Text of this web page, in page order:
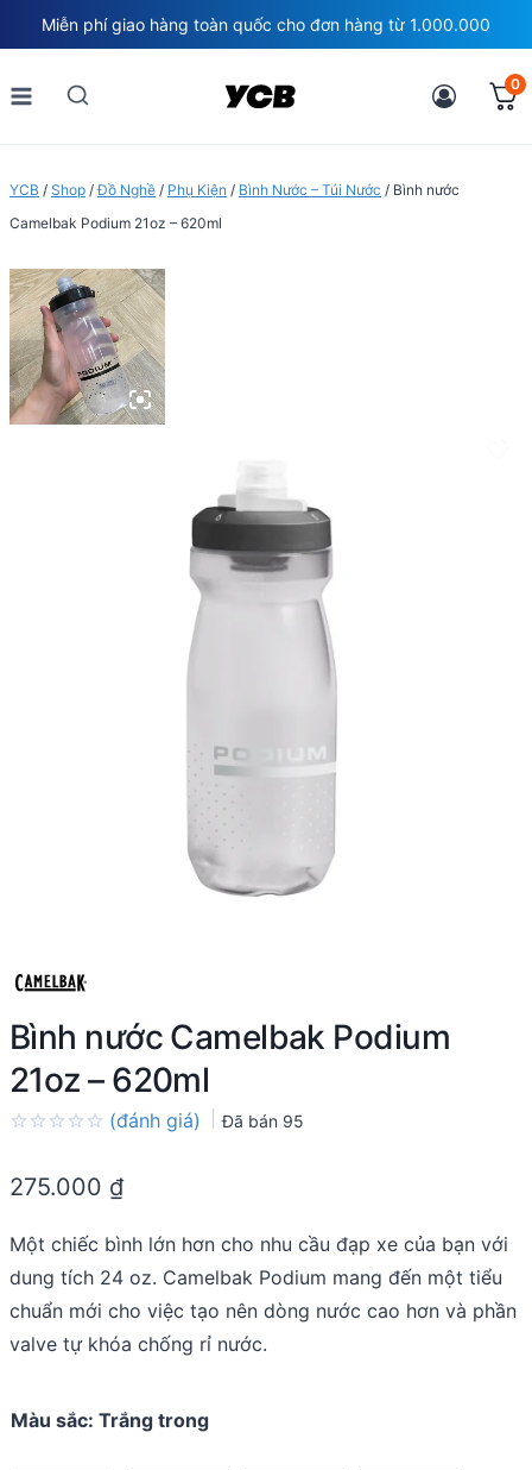
to
content
Miễn phí giao hàng toàn quốc cho đơn hàng từ 1.000.000
0
YCB / Shop /Đồ Nghề / Phụ Kiện / Bình Nước – Túi Nước / Bình nước
Camelbak Podium 21oz – 620ml
Bình nước Camelbak Podium
21oz – 620ml
out
(đánh giá) Đã bán 95
275.000 ₫
Một chiếc bình lớn hơn cho nhu cầu đạp xe của bạn với
dung tích 24 oz. Camelbak Podium mang đến một tiểu
chuẩn mới cho việc tạo nên dòng nước cao hơn và phần
valve tự khóa chống rỉ nước.
Màu sắc: Trắng trong